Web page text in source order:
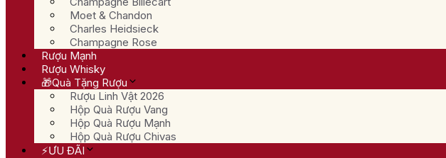
Moet & Chandon
Charles Heidsieck
Champagne Rose
Rượu Mạnh
Rượu Whisky
🎁Quà Tặng Rượu
Rượu Linh Vật 2026
Hộp Quà Rượu Vang
Hộp Quà Rượu Mạnh
Hộp Quà Rượu Chivas
⚡ƯU ĐÃI